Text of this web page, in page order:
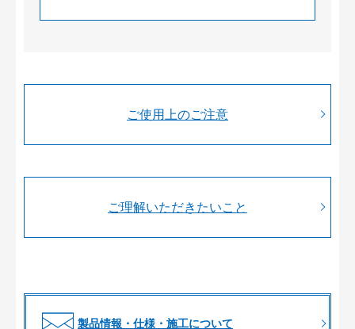
ご使用上のご注意
ご理解いただきたいこと
製品情報・仕様・施工について